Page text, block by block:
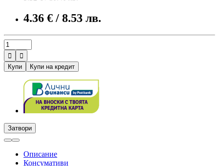
4.36 € / 8.53 лв.


Купи
Купи на кредит
Затвори
Описание
Консумативи